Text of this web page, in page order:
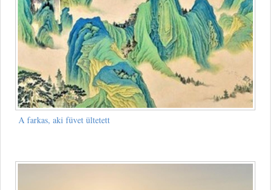
A farkas, aki füvet ültetett